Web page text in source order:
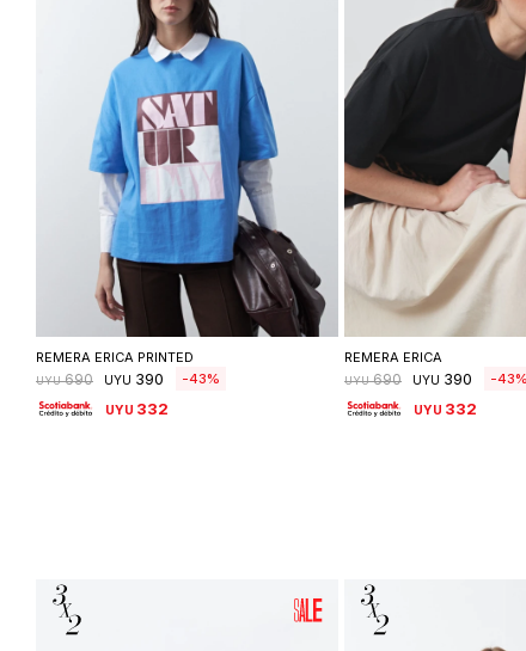
Seleccionar talle
REMERA ERICA PRINTED
UYU 690 UYU 390 43
UYU 332
Seleccionar
REMERA ERICA
UYU 690 UYU 390 43
UYU 332